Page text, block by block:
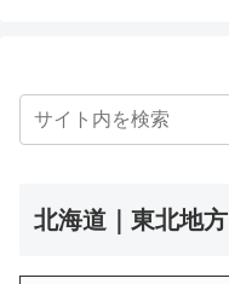
北海道｜東北地方